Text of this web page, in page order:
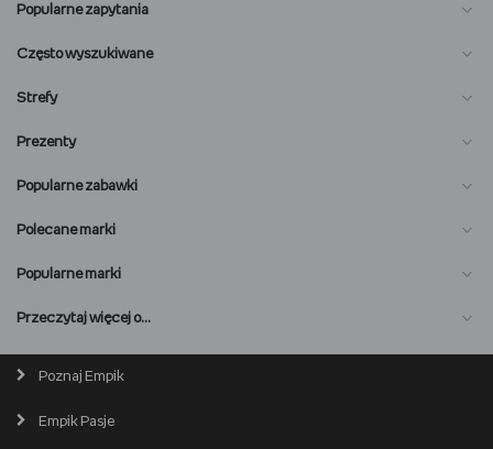
Popularne zapytania
Często wyszukiwane
Strefy
Prezenty
Popularne zabawki
Polecane marki
Popularne marki
Przeczytaj więcej o…
Poznaj Empik
O nas
Biuro prasowe
Lista salonów
Empik Pasje
Premiera online